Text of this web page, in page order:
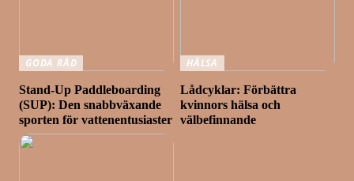
GODA RÅD
Stand-Up Paddleboarding
(SUP): Den snabbväxande
sporten för vattenentusiaster
HÄLSA
Lådcyklar: Förbättra
kvinnors hälsa och
välbefinnande